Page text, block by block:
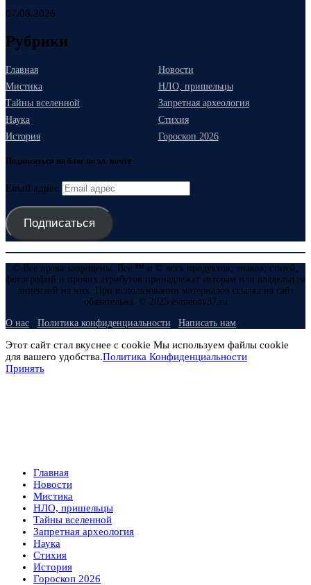
07.08.2026
Рубрики
Главная
Новости
Мистика
НЛО, пришельцы
Тайны вселенной
Запретная археология
Наука
Стихия
История
Гороскоп 2026
Подписаться на блог по эл. почте
Email адрес
Подписаться
© Все права защищены. Все ™ и © всех продуктов, знаков, статей,
фотографий и прочих атрибутов принадлежат авторам или владельцам
лицензий на них. При использовании материалов ссылка на сайт
обязательна. © 2025 evmenov37.ru
О нас Политика конфиденциальности Написать нам
Этот сайт стал вкуснее с cookie Мы используем файлы cookie
для вашего удобства.Политика Конфиденциальности
Принять
Главная
Новости
Мистика
НЛО, пришельцы
Тайны вселенной
Запретная археология
Наука
Стихия
История
Гороскоп 2026